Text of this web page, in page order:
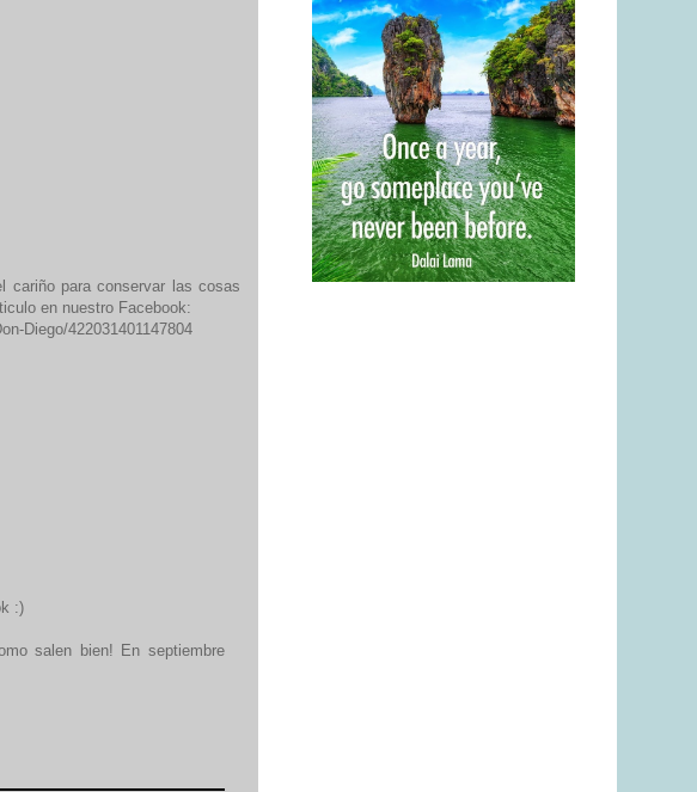
cariño para conservar las cosas
en nuestro Facebook:
Diego/422031401147804
:)
salen bien! En septiembre